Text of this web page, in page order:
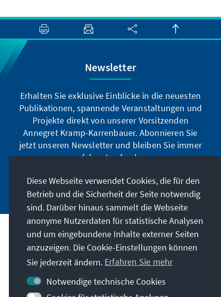
Newsletter
Erhalten Sie exklusive Einblicke in die neuesten
Publikationen, spannende Veranstaltungen und
Projekte direkt von unserer Vorsitzenden
Annegret Kramp-Karrenbauer. Abonnieren Sie
jetzt unseren Newsletter und bleiben Sie immer
auf dem Laufenden.
Jetzt abonnieren
Unser Auftrag
Kontakt
Weitere Angebote der Stiftung
Diese Webseite verwendet Cookies, die für den
Betrieb und die Sicherheit der Seite notwendig
sind. Darüber hinaus sammelt die Webseite
anonyme Nutzerdaten für statistische Analysen
und um eingebundene Inhalte externer Seiten
anzuzeigen. Die Cookie-Einstellungen können
Sie jederzeit ändern. Erfahren Sie mehr
Notwendige technische Cookies